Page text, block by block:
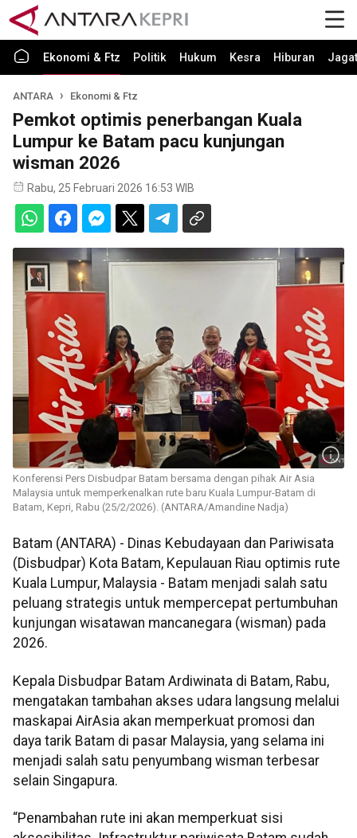
Ekonomi & Ftz Politik Hukum Kesra Hiburan Jagat
ANTARA Ekonomi & Ftz
Pemkot optimis penerbangan Kuala
Lumpur ke Batam pacu kunjungan
wisman 2026
Rabu, 25 Februari 2026 16:53 WIB
Konferensi Pers Disbudpar Batam bersama dengan pihak Air Asia
Malaysia untuk memperkenalkan rute baru Kuala Lumpur-Batam di
Batam, Kepri, Rabu (25/2/2026). (ANTARA/Amandine Nadja)
Batam (ANTARA) - Dinas Kebudayaan dan Pariwisata
(Disbudpar) Kota Batam, Kepulauan Riau optimis rute
Kuala Lumpur, Malaysia - Batam menjadi salah satu
peluang strategis untuk mempercepat pertumbuhan
kunjungan wisatawan mancanegara (wisman) pada
2026.
Kepala Disbudpar Batam Ardiwinata di Batam, Rabu,
mengatakan tambahan akses udara langsung melalui
maskapai AirAsia akan memperkuat promosi dan
daya tarik Batam di pasar Malaysia, yang selama ini
menjadi salah satu penyumbang wisman terbesar
selain Singapura.
“Penambahan rute ini akan memperkuat sisi